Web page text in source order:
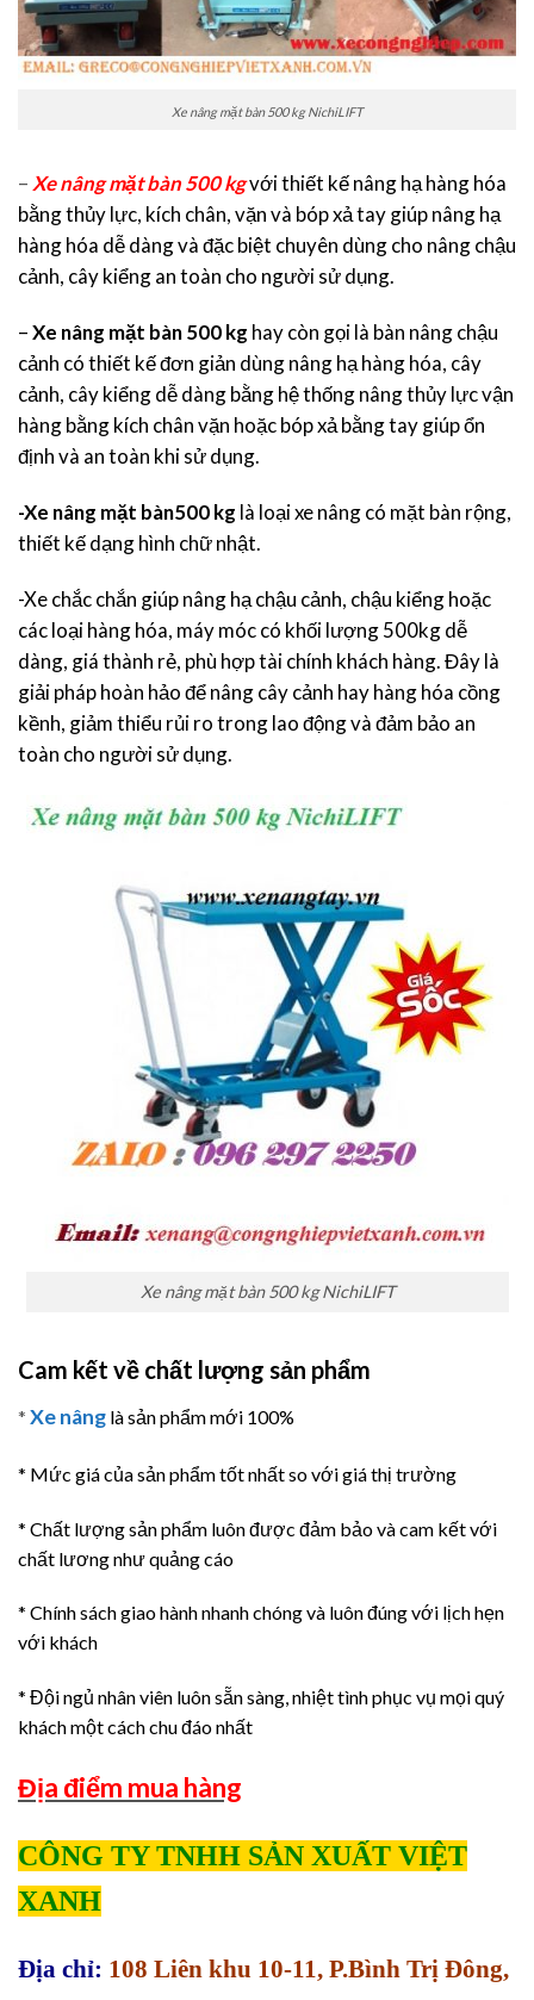
Xe nâng mặt bàn 500 kg NichiLIFT
–Xe nâng mặt bàn 500 kgvới thiết kế nâng hạ hàng hóa
bằng thủy lực, kích chân, vặn và bóp xả tay giúp nâng hạ
hàng hóa dễ dàng và đặc biệt chuyên dùng cho nâng chậu
cảnh, cây kiểng an toàn cho người sử dụng.
–Xe nâng mặt bàn 500 kg hay còn gọi là bàn nâng chậu
cảnh có thiết kế đơn giản dùng nâng hạ hàng hóa, cây
cảnh, cây kiểng dễ dàng bằng hệ thống nâng thủy lực vận
hàng bằng kích chân vặn hoặc bóp xả bằng tay giúp ổn
định và an toàn khi sử dụng.
-Xe nâng mặt bàn500 kg là loại xe nâng có mặt bàn rộng,
thiết kế dạng hình chữ nhật.
-Xe chắc chắn giúp nâng hạ chậu cảnh, chậu kiểng hoặc
các loại hàng hóa, máy móc có khối lượng 500kg dễ
dàng, giá thành rẻ, phù hợp tài chính khách hàng. Đây là
giải pháp hoàn hảo để nâng cây cảnh hay hàng hóa cồng
kềnh, giảm thiểu rủi ro trong lao động và đảm bảo an
toàn cho người sử dụng.
Xe nâng mặt bàn 500 kg NichiLIFT
Cam kết về chất lượng sản phẩm
* Xe nâng là sản phẩm mới 100%
* Mức giá của sản phẩm tốt nhất so với giá thị trường
* Chất lượng sản phẩm luôn được đảm bảo và cam kết với
chất lương như quảng cáo
* Chính sách giao hành nhanh chóng và luôn đúng với lịch hẹn
với khách
* Đội ngủ nhân viên luôn sẵn sàng, nhiệt tình phục vụ mọi quý
khách một cách chu đáo nhất
Địa điểm mua hàng
CÔNG TY TNHH SẢN XUẤT VIỆT
XANH
Địa chỉ: 108 Liên khu 10-11, P.Bình Trị Đông,